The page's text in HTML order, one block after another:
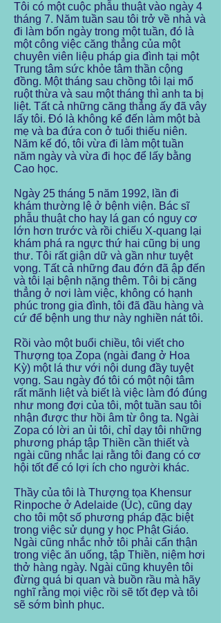
Tôi có một cuộc phẫu thuật vào ngày 4
tháng 7. Năm tuần sau tôi trở về nhà và
đi làm bốn ngày trong một tuần, đó là
một công việc căng thẳng của một
chuyên viên liệu pháp gia đình tại một
Trung tâm sức khỏe tâm thần cộng
đồng. Một tháng sau chồng tôi lại mổ
ruột thừa và sau một tháng thì anh ta bị
liệt. Tất cả những căng thẳng ấy đã vây
lấy tôi. Đó là không kể đến làm một bà
mẹ và ba đứa con ở tuổi thiếu niên.
Năm kế đó, tôi vừa đi làm một tuần
năm ngày và vừa đi học để lấy bằng
Cao học.
Ngày 25 tháng 5 năm 1992, lần đi
khám thường lệ ở bệnh viện. Bác sĩ
phẫu thuật cho hay lá gan có nguy cơ
lớn hơn trước và rồi chiếu X-quang lại
khám phá ra ngực thứ hai cũng bị ung
thư. Tôi rất giận dữ và gần như tuyệt
vọng. Tất cả những đau đớn đã ập đến
và tôi lại bệnh nặng thêm. Tôi bị căng
thẳng ở nơi làm việc, không có hạnh
phúc trong gia đình, tôi đã đầu hàng và
cứ để bệnh ung thư này nghiền nát tôi.
Rồi vào một buổi chiều, tôi viết cho
Thượng tọa Zopa (ngài đang ở Hoa
Kỳ) một lá thư với nội dung đầy tuyệt
vọng. Sau ngày đó tôi có một nội tâm
rất mãnh liệt và biết là việc làm đó đúng
như mong đợi của tôi, một tuần sau tôi
nhận được thư hồi âm từ ông ta. Ngài
Zopa có lời an ủi tôi, chỉ dạy tôi những
phương pháp tập Thiền cần thiết và
ngài cũng nhắc lại rằng tôi đang có cơ
hội tốt để có lợi ích cho người khác.
Thầy của tôi là Thượng tọa Khensur
Rinpoche ở Adelaide (Úc), cũng dạy
cho tôi một số phương pháp đặc biệt
trong việc sử dụng y học Phật Giáo.
Ngài cũng nhắc nhở tôi phải cẩn thận
trong việc ăn uống, tập Thiền, niệm hơi
thở hàng ngày. Ngài cũng khuyên tôi
đừng quá bi quan và buồn rầu mà hãy
nghĩ rằng mọi việc rồi sẽ tốt đẹp và tôi
sẽ sớm bình phục.